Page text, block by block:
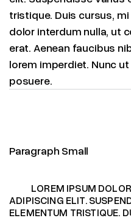
tristique. Duis cursus,
dolor interdum nulla, ut
erat. Aenean faucibus
lorem imperdiet. Nunc
posuere.
Paragraph Small
LOREM IPSUM
ADIPISCING ELIT.
ELEMENTUM TRISTIQUE.